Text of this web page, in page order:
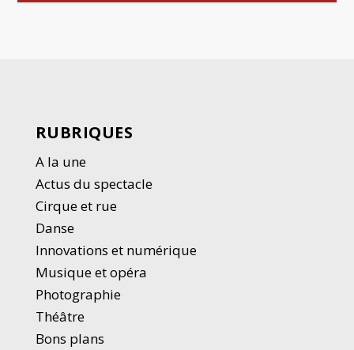
RUBRIQUES
A la une
Actus du spectacle
Cirque et rue
Danse
Innovations et numérique
Musique et opéra
Photographie
Théâtre
Bons plans